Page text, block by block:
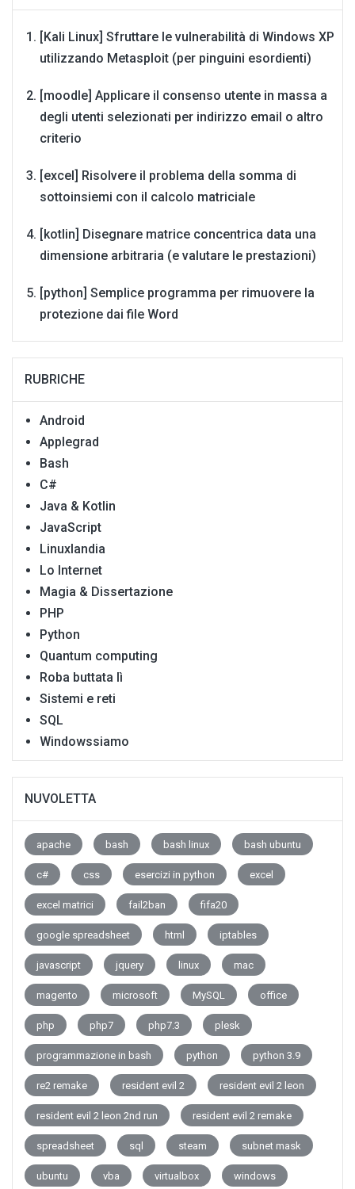
[Kali Linux] Sfruttare le vulnerabilità di Windows XP
utilizzando Metasploit (per pinguini esordienti)
[moodle] Applicare il consenso utente in massa a
degli utenti selezionati per indirizzo email o altro
criterio
[excel] Risolvere il problema della somma di
sottoinsiemi con il calcolo matriciale
[kotlin] Disegnare matrice concentrica data una
dimensione arbitraria (e valutare le prestazioni)
[python] Semplice programma per rimuovere la
protezione dai file Word
RUBRICHE
Android
Applegrad
Bash
C#
Java & Kotlin
JavaScript
Linuxlandia
Lo Internet
Magia & Dissertazione
PHP
Python
Quantum computing
Roba buttata lì
Sistemi e reti
SQL
Windowssiamo
NUVOLETTA
apache bash bash linux bash ubuntu
c# css esercizi in python excel
excel matrici fail2ban fifa20
google spreadsheet html iptables
javascript jquery linux mac
magento microsoft MySQL office
php php7 php7.3 plesk
programmazione in bash python python 3.9
re2 remake resident evil 2 resident evil 2 leon
resident evil 2 leon 2nd run resident evil 2 remake
spreadsheet sql steam subnet mask
ubuntu vba virtualbox windows